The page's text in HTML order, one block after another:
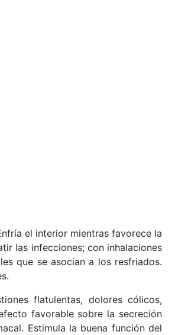
el interior mientras favorece la
las infecciones; con inhalaciones
que se asocian a los resfriados.
flatulentas, dolores cólicos,
favorable sobre la secreción
Estimula la buena función del